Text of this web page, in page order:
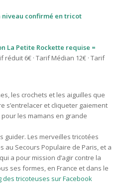
niveau confirmé en tricot
La Petite Rockette requise =
réduit 6€ · Tarif Médian 12€ · Tarif
les crochets et les aiguilles que
s’entrelacer et cliqueter gaiement
les mamans en grande
guider. Les merveilles tricotées
au Secours Populaire de Paris, et a
a pour mission d’agir contre la
ses formes, en France et dans le
des tricoteuses sur Facebook